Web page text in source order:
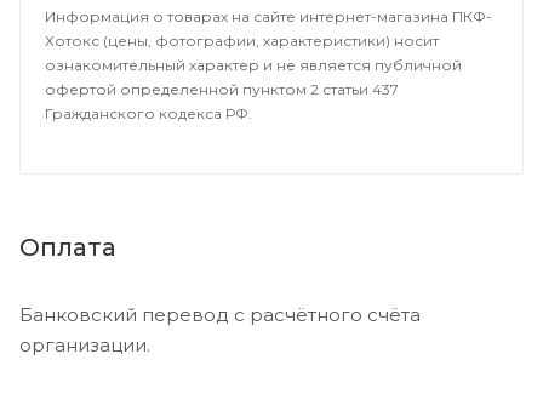
Информация о товарах на сайте интернет-магазина ПКФ-
Хотокс (цены, фотографии, характеристики) носит
ознакомительный характер и не является публичной
офертой определенной пунктом 2 статьи 437
Гражданского кодекса РФ.
Оплата
Банковский перевод с расчётного счёта
организации.